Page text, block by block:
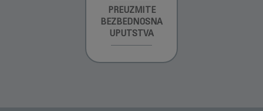
PREUZMITE
BEZBEDNOSNA
UPUTSTVA